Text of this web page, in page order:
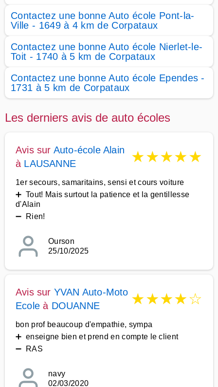
Contactez une bonne Auto école Pont-la-
Ville - 1649 à 4 km de Corpataux
Contactez une bonne Auto école Nierlet-le-
Toit - 1740 à 5 km de Corpataux
Contactez une bonne Auto école Ependes -
1731 à 5 km de Corpataux
Les derniers avis de auto écoles
Avis sur Auto-école Alain
à LAUSANNE ★★★★★
1er secours, samaritains, sensi et cours voiture
➕ Tout! Mais surtout la patience et la gentillesse
d'Alain
➖ Rien!
Ourson
25/10/2025
Avis sur YVAN Auto-Moto
Ecole à DOUANNE ★★★★☆
bon prof beaucoup d'empathie, sympa
➕ enseigne bien et prend en compte le client
➖ RAS
navy
02/03/2020